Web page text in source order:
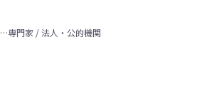
…専門家 / 法人・公的機関